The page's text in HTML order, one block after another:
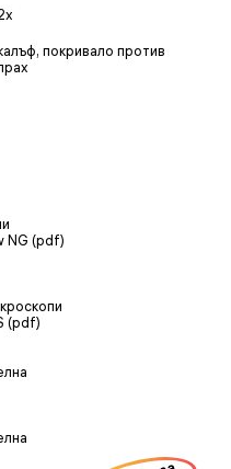
покривало против
NG (pdf)
(pdf)